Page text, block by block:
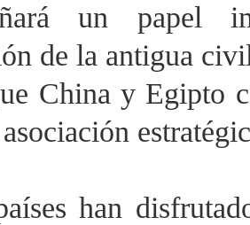
un papel
de la antigua
China y Egipto
han